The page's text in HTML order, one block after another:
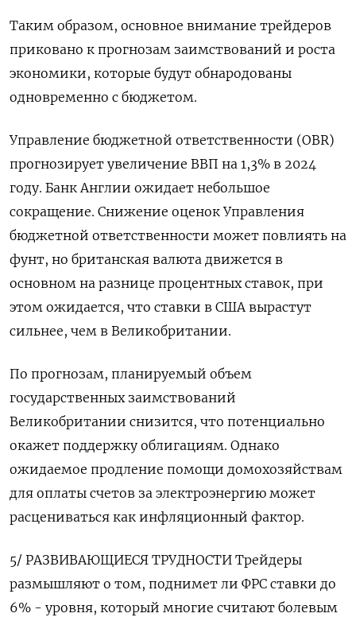
Таким образом, основное внимание трейдеров
приковано к прогнозам заимствований и роста
экономики, которые будут обнародованы
одновременно с бюджетом.
Управление бюджетной ответственности (OBR)
прогнозирует увеличение ВВП на 1,3% в 2024
году. Банк Англии ожидает небольшое
сокращение. Снижение оценок Управления
бюджетной ответственности может повлиять на
фунт, но британская валюта движется в
основном на разнице процентных ставок, при
этом ожидается, что ставки в США вырастут
сильнее, чем в Великобритании.
По прогнозам, планируемый объем
государственных заимствований
Великобритании снизится, что потенциально
окажет поддержку облигациям. Однако
ожидаемое продление помощи домохозяйствам
для оплаты счетов за электроэнергию может
расцениваться как инфляционный фактор.
5/ РАЗВИВАЮЩИЕСЯ ТРУДНОСТИ Трейдеры
размышляют о том, поднимет ли ФРС ставки до
6% - уровня, который многие считают болевым